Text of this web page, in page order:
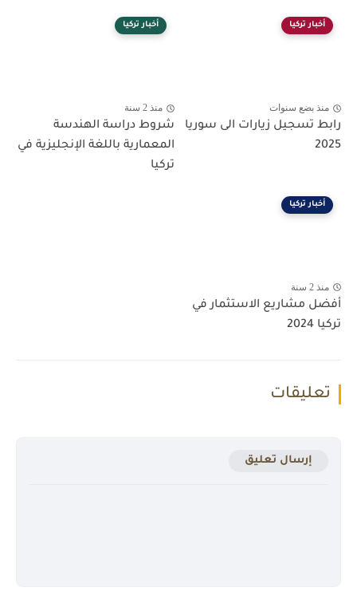
أخبار تركيا
منذ بضع سنوات
رابط تسجيل زيارات الى سوريا
2025
أخبار تركيا
منذ 2 سنة
شروط دراسة الهندسة
المعمارية باللغة الإنجليزية في
تركيا
أخبار تركيا
منذ 2 سنة
أفضل مشاريع الاستثمار في
تركيا 2024
تعليقات
إرسال تعليق